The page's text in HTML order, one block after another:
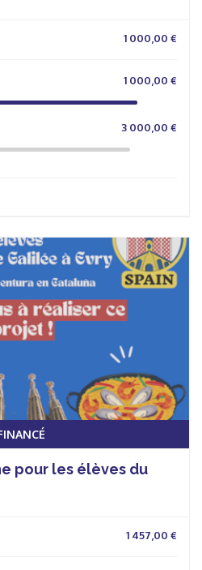
1 000,00 €
1 000,00 €
3 000,00 €
pour les élèves du
1 457,00 €